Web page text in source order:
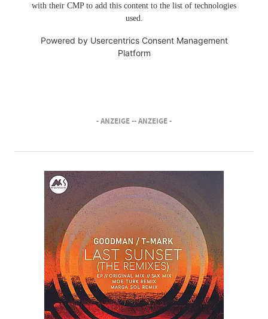
with their CMP to add this content to the list of technologies
used.
Powered by Usercentrics Consent Management
Platform
- ANZEIGE -- ANZEIGE -